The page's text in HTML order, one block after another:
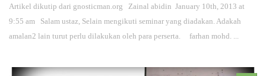
Artikel dikutip dari gnosticman.org Zainal abidin January 10th, 2013 at
9:55 am Salam ustaz, Selain mengikuti seminar yang diadakan. Adakah
amalan2 lain turut perlu dilakukan oleh para perserta. farhan mohd. ...